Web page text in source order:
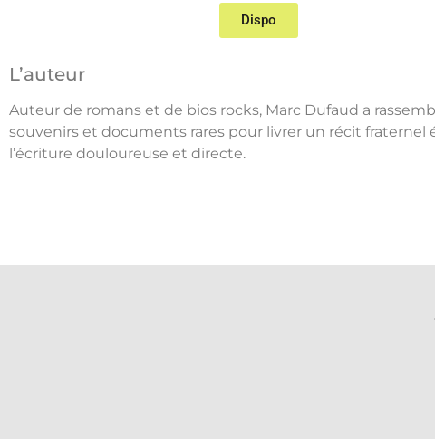
Dispo
L’auteur
Auteur de romans et de bios rocks, Marc Dufaud a
souvenirs et documents rares pour livrer un récit fraternel
l’écriture douloureuse et directe.